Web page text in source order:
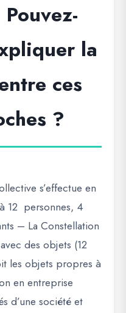
la
ces
?
s’effectue en
12 personnes, 4
– La Constellation
des objets (12
les objets propres à
en entreprise
d’une société et